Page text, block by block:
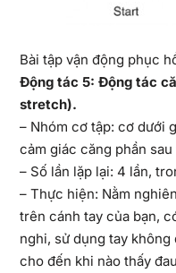
Bài tập vận động phục
Động tác 5: Động tác
stretch).
– Nhóm cơ tập: cơ dưới
cảm giác căng phần
– Số lần lặp lại: 4 lần,
– Thực hiện: Nằm
trên cánh tay của bạn,
nghi, sử dụng tay không
cho đến khi nào thấy